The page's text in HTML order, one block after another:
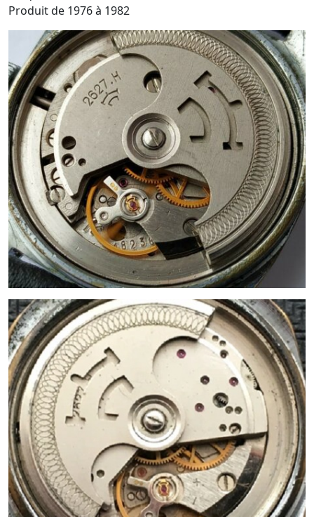
Produit de 1976 à 1982